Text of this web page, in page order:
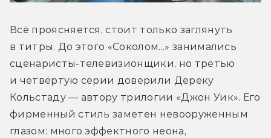
Всё проясняется, стоит только заглянуть
в титры. До этого «Соколом...» занимались
сценаристы-телевизионщики, но третью
и четвёртую серии доверили Дереку
Кольстаду — автору трилогии «Джон Уик». Его
фирменный стиль заметен невооруженным
глазом: много эффектного неона,